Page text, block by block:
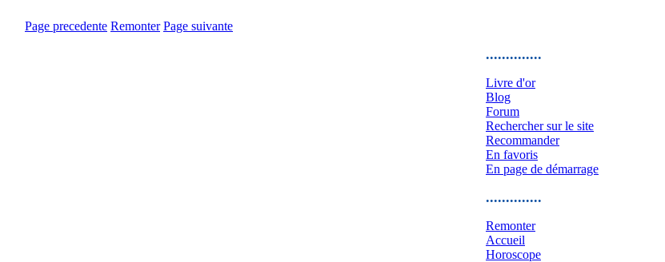
Page precedente Remonter Page suivante
..............
Livre d'or
Blog
Forum
Rechercher sur le site
Recommander
En favoris
En page de démarrage
..............
Remonter
Accueil
Horoscope